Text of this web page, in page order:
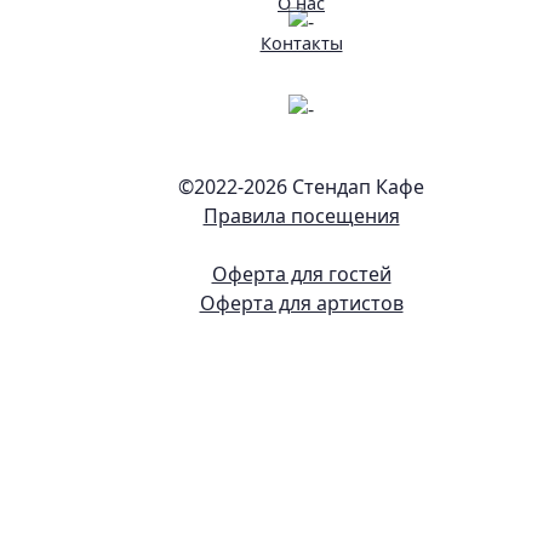
Контакты
©2022-2026 Стендап Кафе
Правила посещения
Оферта для гостей
Оферта для артистов